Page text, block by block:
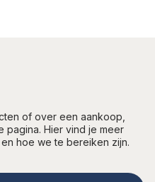
of over een aankoop,
pagina. Hier vind je meer
hoe we te bereiken zijn.